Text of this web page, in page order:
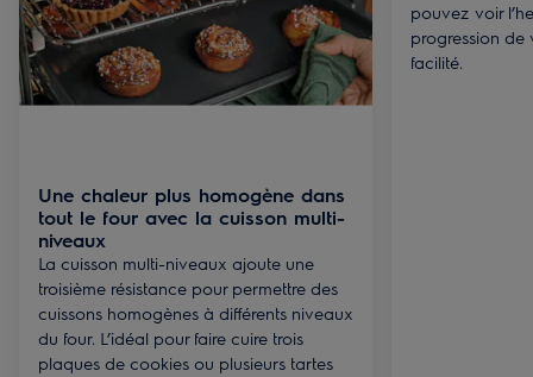
Une chaleur plus homogène dans
tout le four avec la cuisson multi-
niveaux
La cuisson multi-niveaux ajoute une
troisième résistance pour permettre des
cuissons homogènes à différents niveaux
du four. L’idéal pour faire cuire trois
plaques de cookies ou plusieurs tartes
pouvez voir
progression de
facilité.